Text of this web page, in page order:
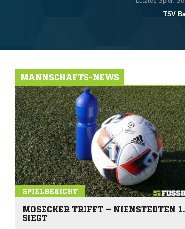
TSV
MANNSCHAFTS-NEWS
SPIELBERICHT
MOSECKER TRIFFT – NIENSTEDTEN
SIEGT